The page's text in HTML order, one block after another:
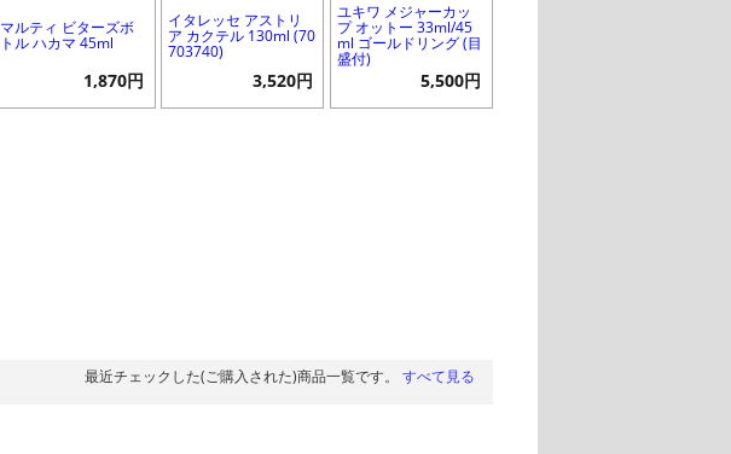
マルティ ビターズボ
トル ハカマ 45ml
1,870円
イタレッセ アストリ
ア カクテル 130ml (70
703740)
3,520円
ユキワ メジャーカッ
プ オットー 33ml/45
ml ゴールドリング (目
盛付)
5,500円
最近チェックした(ご購入された)商品一覧です。 すべて見る